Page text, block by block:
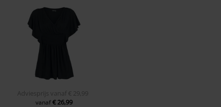
Commentaar versturen
Adviesprijs vanaf € 29,99
vanaf€ 26,99